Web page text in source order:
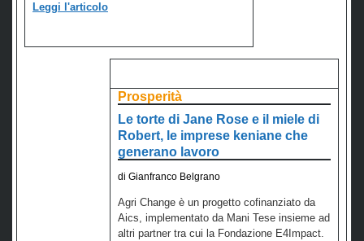
Leggi l'articolo
Prosperità
Le torte di Jane Rose e il miele di
Robert, le imprese keniane che
generano lavoro
di Gianfranco Belgrano
Agri Change è un progetto cofinanziato da
Aics, implementato da Mani Tese insieme ad
altri partner tra cui la Fondazione E4Impact.